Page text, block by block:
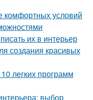
комфортных условий
их в интерьер
создания красивых
легких программ
выбор